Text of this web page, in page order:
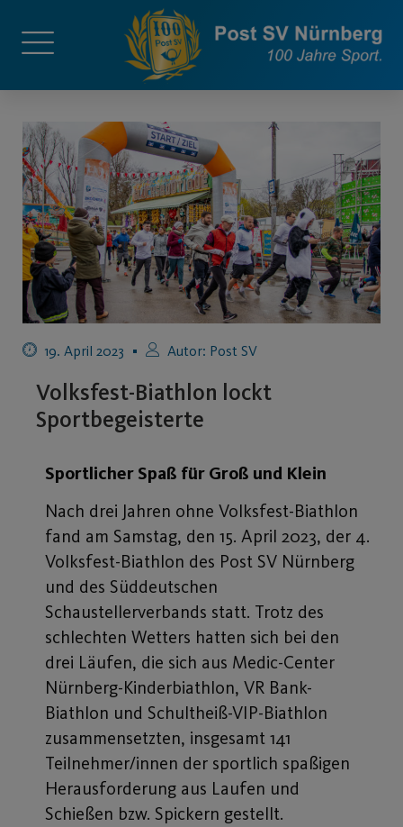
19. April 2023 Autor: Post SV
Volksfest-Biathlon lockt
Sportbegeisterte
Sportlicher Spaß für Groß und Klein
Nach drei Jahren ohne Volksfest-Biathlon
fand am Samstag, den 15. April 2023, der 4.
Volksfest-Biathlon des Post SV Nürnberg
und des Süddeutschen
Schaustellerverbands statt. Trotz des
schlechten Wetters hatten sich bei den
drei Läufen, die sich aus Medic-Center
Nürnberg-Kinderbiathlon, VR Bank-
Biathlon und Schultheiß-VIP-Biathlon
zusammensetzten, insgesamt 141
Teilnehmer/innen der sportlich spaßigen
Herausforderung aus Laufen und
Schießen bzw. Spickern gestellt.